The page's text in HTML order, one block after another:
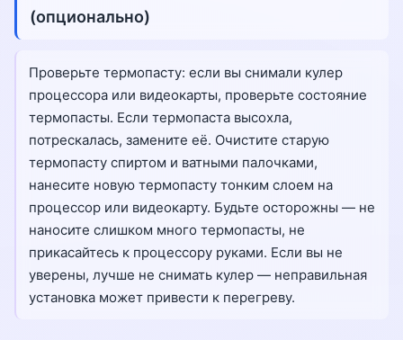
(опционально)
Проверьте термопасту: если вы снимали кулер
процессора или видеокарты, проверьте состояние
термопасты. Если термопаста высохла,
потрескалась, замените её. Очистите старую
термопасту спиртом и ватными палочками,
нанесите новую термопасту тонким слоем на
процессор или видеокарту. Будьте осторожны — не
наносите слишком много термопасты, не
прикасайтесь к процессору руками. Если вы не
уверены, лучше не снимать кулер — неправильная
установка может привести к перегреву.